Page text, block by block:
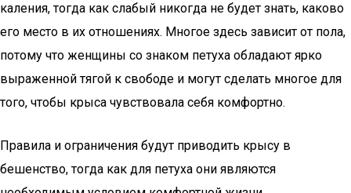
каления, тогда как слабый никогда не будет знать, каково
его место в их отношениях. Многое здесь зависит от пола,
потому что женщины со знаком петуха обладают ярко
выраженной тягой к свободе и могут сделать многое для
того, чтобы крыса чувствовала себя комфортно.
Правила и ограничения будут приводить крысу в
бешенство, тогда как для петуха они являются